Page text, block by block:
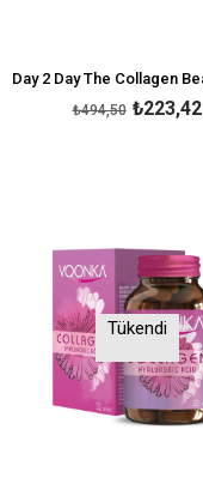
₺223,42
₺494,50
Tükendi